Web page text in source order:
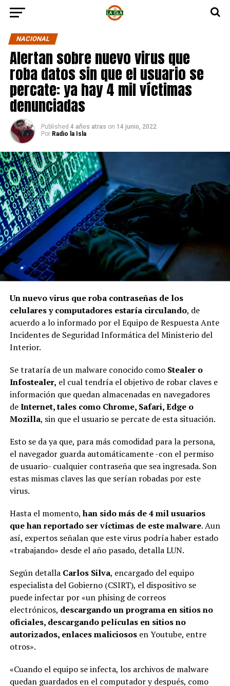
NACIONAL
Alertan sobre nuevo virus que
roba datos sin que el usuario se
percate: ya hay 4 mil víctimas
denunciadas
Published 4 años atras on 14 junio, 2022
Por Radio la Isla
Un nuevo virus que roba contraseñas de los
celulares y computadores estaría circulando, de
acuerdo a lo informado por el Equipo de Respuesta Ante
Incidentes de Seguridad Informática del Ministerio del
Interior.
Se trataría de un malware conocido como Stealer o
Infostealer, el cual tendría el objetivo de robar claves e
información que quedan almacenadas en navegadores
deInternet, tales como Chrome, Safari, Edge o
Mozilla, sin que el usuario se percate de esta situación.
Esto se da ya que, para más comodidad para la persona,
el navegador guarda automáticamente -con el permiso
de usuario- cualquier contraseña que sea ingresada. Son
estas mismas claves las que serían robadas por este
virus.
Hasta el momento,han sido más de 4 mil usuarios
que han reportado ser víctimas de este malware. Aun
así, expertos señalan que este virus podría haber estado
«trabajando» desde el año pasado, detalla LUN.
Según detalla Carlos Silva, encargado del equipo
especialista del Gobierno (CSIRT), el dispositivo se
puede infectar por «un phising de correos
electrónicos, descargando un programa en sitios no
oficiales, descargando películas en sitios no
autorizados, enlaces maliciososen Youtube, entre
otros».
«Cuando el equipo se infecta, los archivos de malware
quedan guardados en el computador y después, como